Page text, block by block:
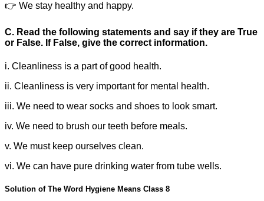
👉 We stay healthy and happy.
C. Read the following statements and say if they are True
or False. If False, give the correct information.
i. Cleanliness is a part of good health.
ii. Cleanliness is very important for mental health.
iii. We need to wear socks and shoes to look smart.
iv. We need to brush our teeth before meals.
v. We must keep ourselves clean.
vi. We can have pure drinking water from tube wells.
Solution of The Word Hygiene Means Class 8